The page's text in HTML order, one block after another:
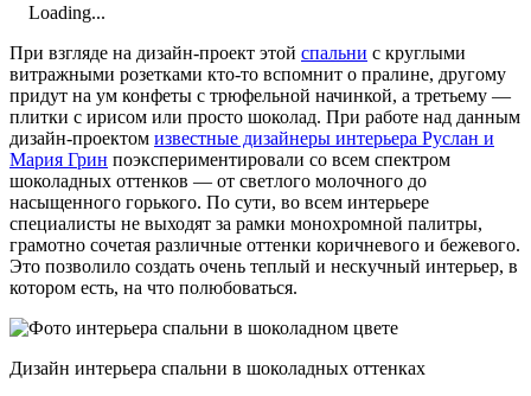
Loading...
При взгляде на дизайн-проект этой спальни с круглыми
витражными розетками кто-то вспомнит о пралине, другому
придут на ум конфеты с трюфельной начинкой, а третьему —
плитки с ирисом или просто шоколад. При работе над данным
дизайн-проектом известные дизайнеры интерьера Руслан и
Мария Грин поэкспериментировали со всем спектром
шоколадных оттенков — от светлого молочного до
насыщенного горького. По сути, во всем интерьере
специалисты не выходят за рамки монохромной палитры,
грамотно сочетая различные оттенки коричневого и бежевого.
Это позволило создать очень теплый и нескучный интерьер, в
котором есть, на что полюбоваться.
Дизайн интерьера спальни в шоколадных оттенках